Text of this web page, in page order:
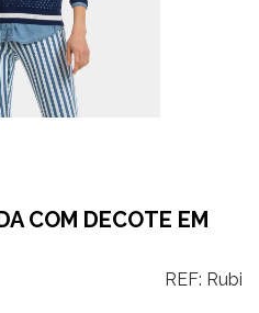
COM DECOTE EM
REF: Rubi